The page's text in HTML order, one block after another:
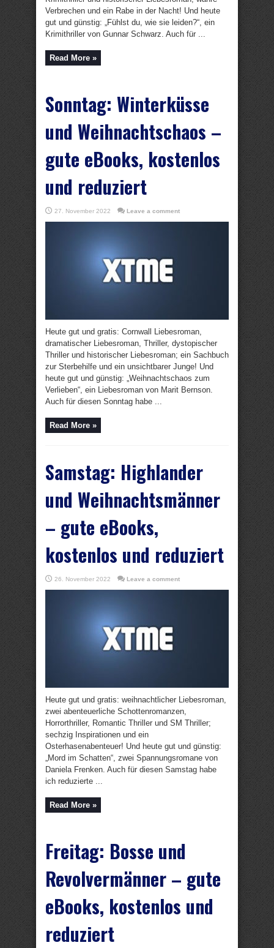
Verbrechen und ein Rabe in der Nacht! Und heute
gut und günstig: „Fühlst du, wie sie leiden?“, ein
Krimithriller von Gunnar Schwarz. Auch für ...
Read More »
Sonntag: Winterküsse
und Weihnachtschaos –
gute eBooks, kostenlos
und reduziert
27. November 2022 Leave a comment
Heute gut und gratis: Cornwall Liebesroman,
dramatischer Liebesroman, Thriller, dystopischer
Thriller und historischer Liebesroman; ein Sachbuch
zur Sterbehilfe und ein unsichtbarer Junge! Und
heute gut und günstig: „Weihnachtschaos zum
Verlieben“, ein Liebesroman von Marit Bernson.
Auch für diesen Sonntag habe ...
Read More »
Samstag: Highlander
und Weihnachtsmänner
– gute eBooks,
kostenlos und reduziert
26. November 2022 Leave a comment
Heute gut und gratis: weihnachtlicher Liebesroman,
zwei abenteuerliche Schottenromanzen,
Horrorthriller, Romantic Thriller und SM Thriller;
sechzig Inspirationen und ein
Osterhasenabenteuer! Und heute gut und günstig:
„Mord im Schatten“, zwei Spannungsromane von
Daniela Frenken. Auch für diesen Samstag habe
ich reduzierte ...
Read More »
Freitag: Bosse und
Revolvermänner – gute
eBooks, kostenlos und
reduziert